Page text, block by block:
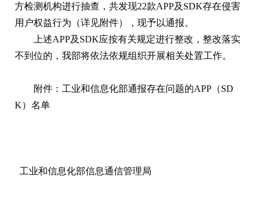
方检测机构进行抽查，共发现22款APP及SDK存在侵害
用户权益行为（详见附件），现予以通报。
上述APP及SDK应按有关规定进行整改，整改落实
不到位的，我部将依法依规组织开展相关处置工作。
附件：工业和信息化部通报存在问题的APP（SD
K）名单
工业和信息化部信息通信管理局